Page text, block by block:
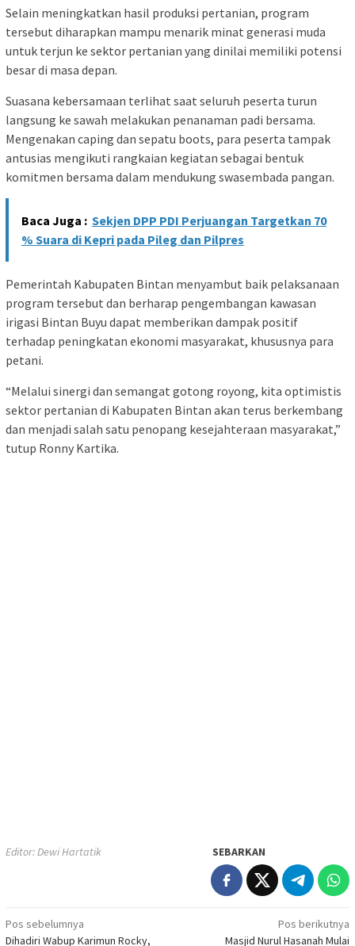
Selain meningkatkan hasil produksi pertanian, program
tersebut diharapkan mampu menarik minat generasi muda
untuk terjun ke sektor pertanian yang dinilai memiliki potensi
besar di masa depan.
Suasana kebersamaan terlihat saat seluruh peserta turun
langsung ke sawah melakukan penanaman padi bersama.
Mengenakan caping dan sepatu boots, para peserta tampak
antusias mengikuti rangkaian kegiatan sebagai bentuk
komitmen bersama dalam mendukung swasembada pangan.
Baca Juga : Sekjen DPP PDI Perjuangan Targetkan 70
% Suara di Kepri pada Pileg dan Pilpres
Pemerintah Kabupaten Bintan menyambut baik pelaksanaan
program tersebut dan berharap pengembangan kawasan
irigasi Bintan Buyu dapat memberikan dampak positif
terhadap peningkatan ekonomi masyarakat, khususnya para
petani.
“Melalui sinergi dan semangat gotong royong, kita optimistis
sektor pertanian di Kabupaten Bintan akan terus berkembang
dan menjadi salah satu penopang kesejahteraan masyarakat,”
tutup Ronny Kartika.
Editor: Dewi Hartatik SEBARKAN
Navigasi
Pos sebelumnya
Dihadiri Wabup Karimun Rocky,
Pos berikutnya
Masjid Nurul Hasanah Mulai